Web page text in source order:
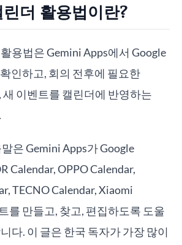
더 활용법이란?
용법은 Gemini Apps에서 Google
인하고, 회의 전후에 필요한
이벤트를 캘린더에 반영하는
은 Gemini Apps가 Google
Calendar, OPPO Calendar,
TECNO Calendar, Xiaomi
를 만들고, 찾고, 편집하도록 도울
다. 이 글은 한국 독자가 가장 많이